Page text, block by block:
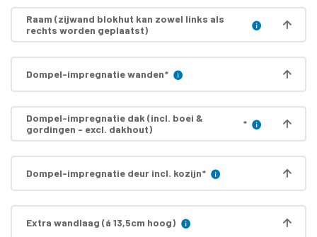
Raam (zijwand blokhut kan zowel links als
rechts worden geplaatst)
Dompel-impregnatie wanden*
Dompel-impregnatie dak (incl. boei &
gordingen - excl. dakhout)
*
Dompel-impregnatie deur incl. kozijn*
Extra wandlaag (á 13,5cm hoog)